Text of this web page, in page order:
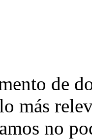
de
más
no